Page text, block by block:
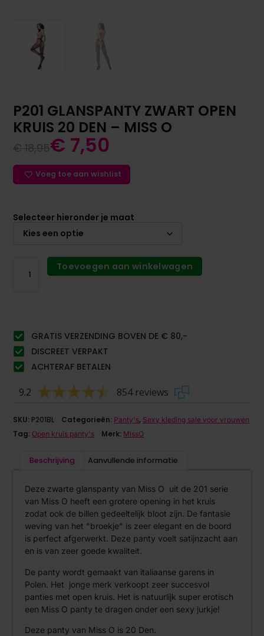
P201 GLANSPANTY ZWART OPEN
KRUIS 20 DEN – MISS O
€ 7,50
Voeg toe aan wishlist
Selecteer hieronder je maat
Toevoegen aan winkelwagen
GRATIS VERZENDING BOVEN DE € 80,-
DISCREET VERPAKT
ACHTERAF BETALEN
9.2 854 reviews
SKU: P201BL Categorieën: Panty's, Sexy kleding sale voor vrouwen
Tag: Open kruis panty's Merk: MissO
Beschrijving Aanvullende informatie
Deze zwarte glanspanty van Miss O uit de 201 serie
van Miss O heeft een grotere opening in het kruis
zodat ook de billen gedeeltelijk bloot zijn. De fantasie
weving van het "broekje" is zeer elegant en de boord
is perfect afgerwerkt. Deze panty voelt satijnzacht aan
en is van zeer goede kwaliteit.
De panty wordt gemaakt van italiaanse garens in
Polen. Het jonge merk verkoopt zeer succesvol
panties met open kruis. Het is natuurlijk super erotisch
een Miss O panty te dragen onder een sexy jurkje!
Deze panty van Miss O is 20 Den.